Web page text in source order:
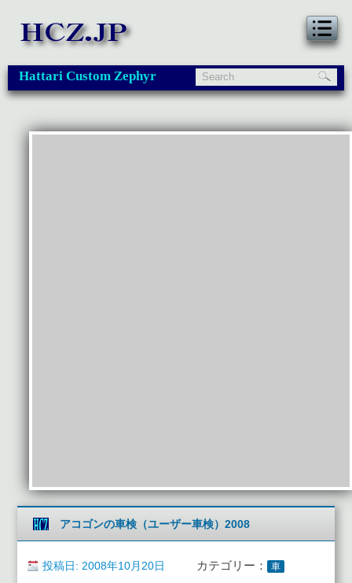
Hattari Custom Zephyr
アコゴンの車検（ユーザー車検）2008
投稿日: 2008年10月20日 カテゴリー： 車